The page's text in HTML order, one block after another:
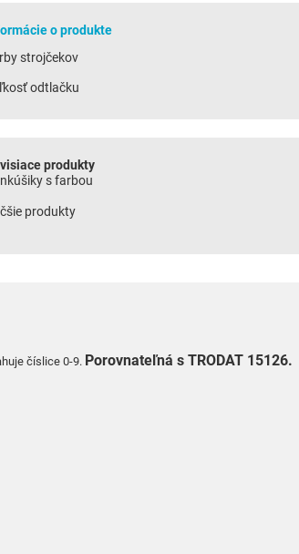
o produkte
strojčekov
odtlačku
produkty
s farbou
produkty
číslice 0-9. Porovnateľná s TRODAT 15126.